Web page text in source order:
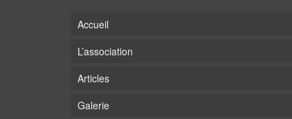
Accueil
L’association
Articles
Galerie